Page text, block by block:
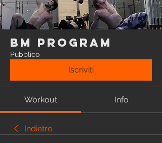
BM Program
Pubblico
Iscriviti
Workout Info
Indietro